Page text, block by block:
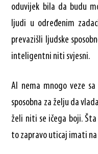
oduvijek bila da budu
ljudi u određenim
prevazišli ljudske
inteligentni niti svjesni.
AI nema mnogo veze
sposobna za želju da
želi niti se ičega boji. Šta
to zapravo uticaj imati na